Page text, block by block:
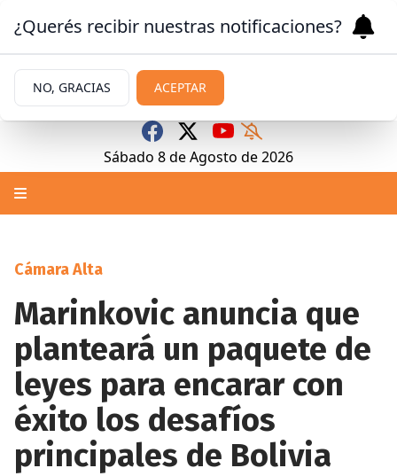
Sábado 8deAgosto de 2026
Cámara Alta
Marinkovic anuncia que
planteará un paquete de
leyes para encarar con
éxito los desafíos
principales de Bolivia
¿Querés recibir nuestras notificaciones?
NO, GRACIAS ACEPTAR